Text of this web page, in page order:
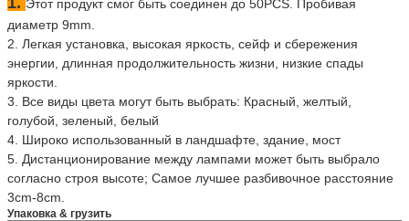
Этот продукт смог быть соединен до 50PCS. Пробивая
диаметр 9mm.
2. Легкая установка, высокая яркость, сейф и сбережения
энергии, длинная продолжительность жизни, низкие спады
яркости.
3. Все виды цвета могут быть выбрать: Красный, желтый,
голубой, зеленый, белый
4. Широко использованный в ландшафте, здание, мост
5. Дистанционирование между лампами может быть выбрало
согласно строя высоте; Самое лучшее разбивочное расстояние
3cm-8cm.
Упаковка & грузить